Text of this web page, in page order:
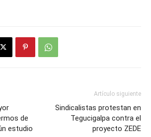
de
estudio
Artículo siguiente
Sindicalistas protestan en
Tegucigalpa contra el
proyecto ZEDE